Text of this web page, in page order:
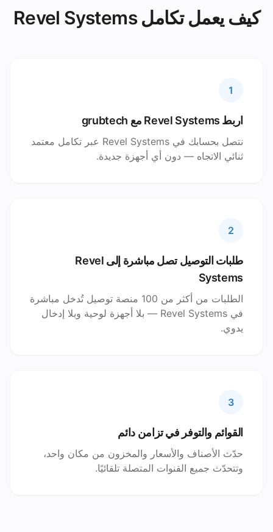
كيف يعمل تكامل Revel Systems
1
اربط Revel Systems مع grubtech
نتصل بحسابك في Revel Systems عبر تكامل معتمد
ثنائي الاتجاه — دون أي أجهزة جديدة.
2
طلبات التوصيل تصل مباشرة إلى Revel
Systems
الطلبات من أكثر من 100 منصة توصيل تُدخل مباشرة
في Revel Systems — بلا أجهزة لوحية وبلا إدخال
يدوي.
3
القوائم والتوفر في تزامن دائم
حدّث الأصناف والأسعار والمخزون من مكان واحد،
وتتحدّث جميع القنوات المتصلة تلقائيًا.